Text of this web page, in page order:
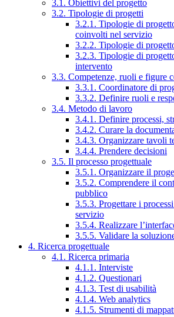
3.1. Obiettivi del progetto
3.2. Tipologie di progetti
3.2.1. Tipologie di
coinvolti nel servizio
3.2.2. Tipologie di
3.2.3. Tipologie di
intervento
3.3. Competenze, ruoli e figure
3.3.1. Coordinatore di
3.3.2. Definire ruoli e
3.4. Metodo di lavoro
3.4.1. Definire processi,
3.4.2. Curare la
3.4.3. Organizzare tavoli
3.4.4. Prendere decisioni
3.5. Il processo progettuale
3.5.1. Organizzare il
3.5.2. Comprendere il
pubblico
3.5.3. Progettare i
servizio
3.5.4. Realizzare
3.5.5. Validare la
4. Ricerca progettuale
4.1. Ricerca primaria
4.1.1. Interviste
4.1.2. Questionari
4.1.3. Test di usabilità
4.1.4. Web analytics
4.1.5. Strumenti di